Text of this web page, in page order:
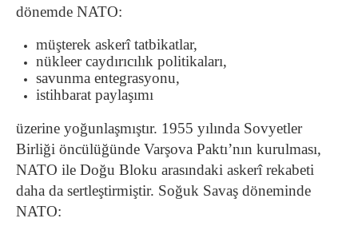
dönemde NATO:
müşterek askerî tatbikatlar,
nükleer caydırıcılık politikaları,
savunma entegrasyonu,
istihbarat paylaşımı
üzerine yoğunlaşmıştır. 1955 yılında Sovyetler
Birliği öncülüğünde Varşova Paktı’nın kurulması,
NATO ile Doğu Bloku arasındaki askerî rekabeti
daha da sertleştirmiştir. Soğuk Savaş döneminde
NATO: